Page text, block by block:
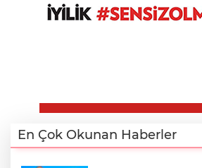
En Çok Okunan Haberler